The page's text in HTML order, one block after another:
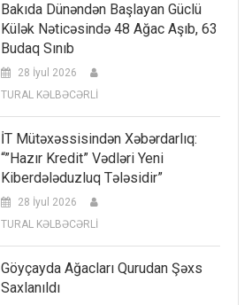
Bakıda Dünəndən Başlayan Güclü
Külək Nəticəsində 48 Ağac Aşıb, 63
Budaq Sınıb
28 İyul 2026
TURAL KƏLBƏCƏRLİ
İT Mütəxəssisindən Xəbərdarlıq:
“”Hazır Kredit” Vədləri Yeni
Kiberdələduzluq Tələsidir”
28 İyul 2026
TURAL KƏLBƏCƏRLİ
Göyçayda Ağacları Qurudan Şəxs
Saxlanıldı